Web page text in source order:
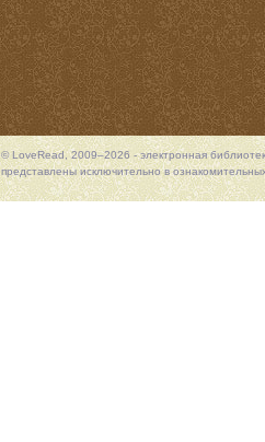
© LoveRead, 2009–2026 - электронная
представлены исключительно в